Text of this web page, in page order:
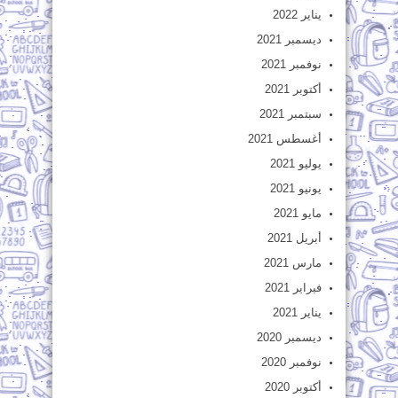
يناير 2022
ديسمبر 2021
نوفمبر 2021
أكتوبر 2021
سبتمبر 2021
أغسطس 2021
يوليو 2021
يونيو 2021
مايو 2021
أبريل 2021
مارس 2021
فبراير 2021
يناير 2021
ديسمبر 2020
نوفمبر 2020
أكتوبر 2020